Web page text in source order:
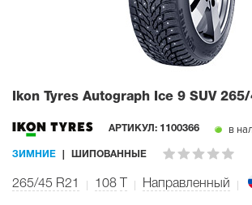
Ikon Tyres Autograph Ice 9 SUV 265/
АРТИКУЛ: 1100366 в
ЗИМНИЕ ШИПОВАННЫЕ
265/45 R21 108 Направленный